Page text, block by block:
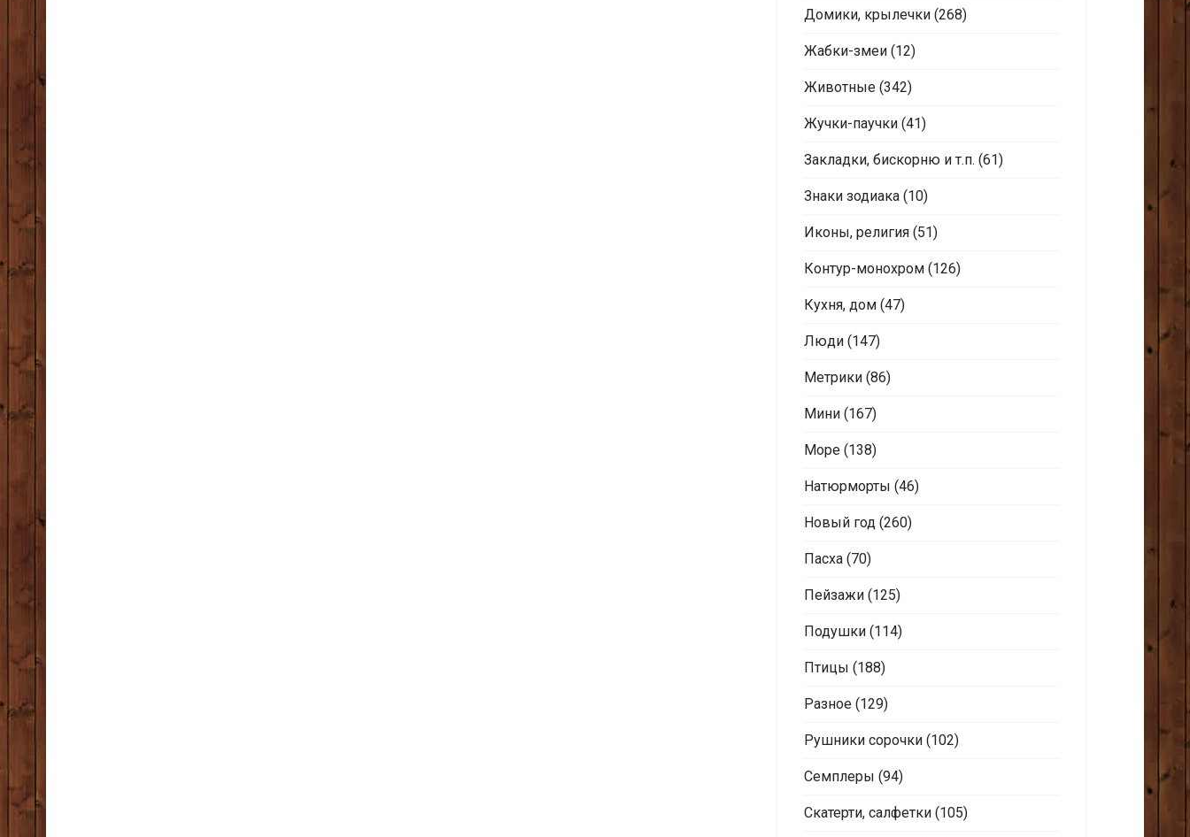
Домики, крылечки (268)
Жабки-змеи (12)
Животные (342)
Жучки-паучки (41)
Закладки, бискорню и т.п. (61)
Знаки зодиака (10)
Иконы, религия (51)
Контур-монохром (126)
Кухня, дом (47)
Люди (147)
Метрики (86)
Мини (167)
Море (138)
Натюрморты (46)
Новый год (260)
Пасха (70)
Пейзажи (125)
Подушки (114)
Птицы (188)
Разное (129)
Рушники сорочки (102)
Семплеры (94)
Скатерти, салфетки (105)